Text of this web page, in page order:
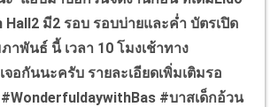
Hall2 มี2 รอบ รอบบ่ายและค่ำ บัตรเปิด
าพันธ์ นี้ เวลา 10 โมงเช้าทาง
จอกันนะครับ รายละเอียดเพิ่มเติมรอ
#บาสเด็กอ้วน